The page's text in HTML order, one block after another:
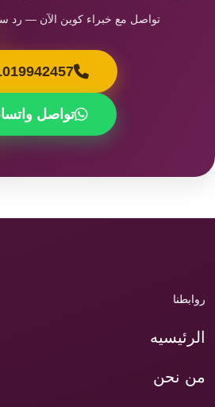
تواصل مع خبراء كوين الآن — رد
تواصل
روابطنا
الرئيسيه
من نحن